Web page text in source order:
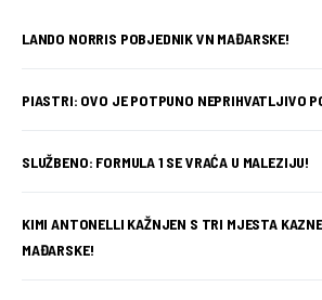
LANDO NORRIS POBJEDNIK VN MAĐARSKE!
PIASTRI: OVO JE POTPUNO NEPRIHVATLJIVO
SLUŽBENO: FORMULA 1 SE VRAĆA U MALEZIJU!
KIMI ANTONELLI KAŽNJEN S TRI MJESTA
MAĐARSKE!